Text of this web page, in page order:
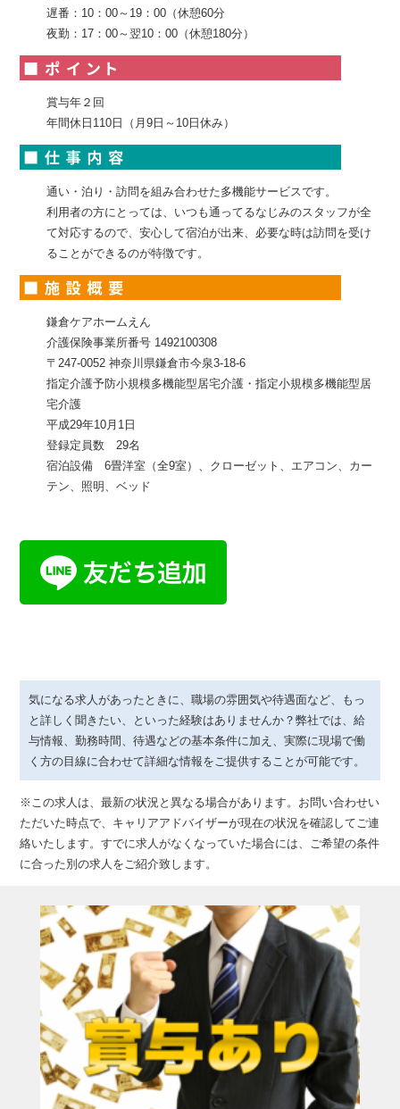
遅番：10：00～19：00（休憩60分
夜勤：17：00～翌10：00（休憩180分）
賞与年２回
年間休日110日（月9日～10日休み）
通い・泊り・訪問を組み合わせた多機能サービスです。
利用者の方にとっては、いつも通ってるなじみのスタッフが全
て対応するので、安心して宿泊が出来、必要な時は訪問を受け
ることができるのが特徴です。
鎌倉ケアホームえん
介護保険事業所番号 1492100308
〒247-0052 神奈川県鎌倉市今泉3-18-6
指定介護予防小規模多機能型居宅介護・指定小規模多機能型居
宅介護
平成29年10月1日
登録定員数 29名
宿泊設備 6畳洋室（全9室）、クローゼット、エアコン、カー
テン、照明、ベッド
気になる求人があったときに、職場の雰囲気や待遇面など、もっ
と詳しく聞きたい、といった経験はありませんか？弊社では、給
与情報、勤務時間、待遇などの基本条件に加え、実際に現場で働
く方の目線に合わせて詳細な情報をご提供することが可能です。
※この求人は、最新の状況と異なる場合があります。お問い合わせい
ただいた時点で、キャリアアドバイザーが現在の状況を確認してご連
絡いたします。すでに求人がなくなっていた場合には、ご希望の条件
に合った別の求人をご紹介致します。